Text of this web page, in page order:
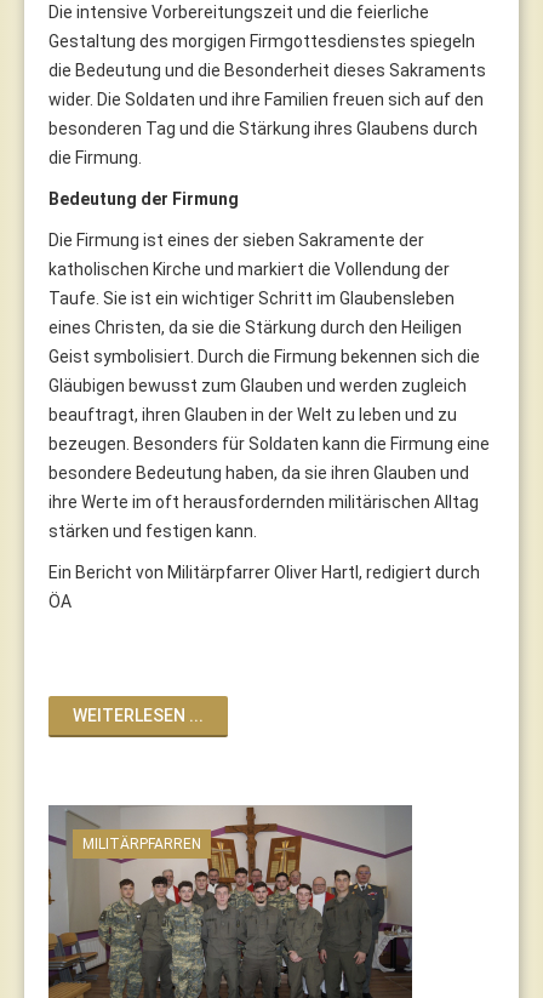
Die intensive Vorbereitungszeit und die feierliche
Gestaltung des morgigen Firmgottesdienstes spiegeln
die Bedeutung und die Besonderheit dieses Sakraments
wider. Die Soldaten und ihre Familien freuen sich auf den
besonderen Tag und die Stärkung ihres Glaubens durch
die Firmung.
Bedeutung der Firmung
Die Firmung ist eines der sieben Sakramente der
katholischen Kirche und markiert die Vollendung der
Taufe. Sie ist ein wichtiger Schritt im Glaubensleben
eines Christen, da sie die Stärkung durch den Heiligen
Geist symbolisiert. Durch die Firmung bekennen sich die
Gläubigen bewusst zum Glauben und werden zugleich
beauftragt, ihren Glauben in der Welt zu leben und zu
bezeugen. Besonders für Soldaten kann die Firmung eine
besondere Bedeutung haben, da sie ihren Glauben und
ihre Werte im oft herausfordernden militärischen Alltag
stärken und festigen kann.
Ein Bericht von Militärpfarrer Oliver Hartl, redigiert durch
ÖA
WEITERLESEN ...
MILITÄRPFARREN